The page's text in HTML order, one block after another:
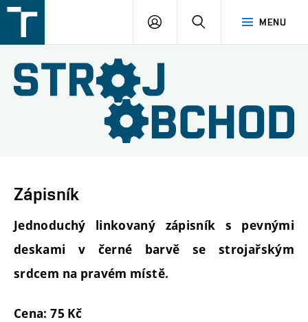
v
Brně
MENU
PŘIHLÁŠENÍ
Zápisník
Jednoduchý linkovaný zápisník s pevnými
deskami v černé barvě se strojařským
srdcem na pravém místě.
Cena: 75 Kč